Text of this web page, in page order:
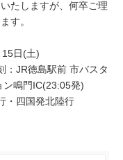
たしますが、何卒ご理
す。
日(土)
：JR徳島駅前 市バスタ
ン鳴門IC(23:05発)
・四国発北陸行